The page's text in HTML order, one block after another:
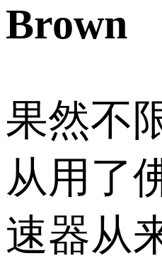
Brown
果然不
从用了
速器从